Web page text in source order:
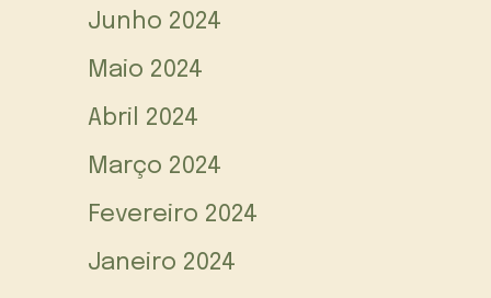
Junho 2024
Maio 2024
Abril 2024
Março 2024
Fevereiro 2024
Janeiro 2024